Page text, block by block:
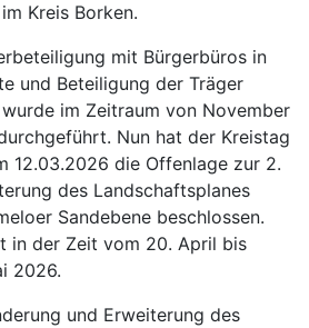
Kreis Borken.
mit Bürgerbüros in
und Beteiligung der Träger
im Zeitraum von November
Nun hat der Kreistag
12.03.2026 die Offenlage zur 2.
des Landschaftsplanes
Sandebene beschlossen.
in der Zeit vom 20. April bis
2026.
und Erweiterung des